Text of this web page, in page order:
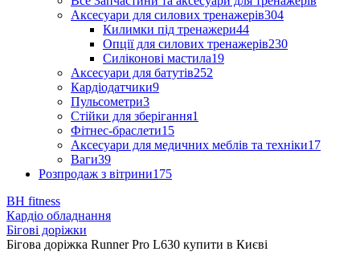
Аксесуари для силових тренажерів304
Килимки під тренажери44
Опції для силових тренажерів230
Силіконові мастила19
Аксесуари для батутів252
Кардіодатчики9
Пульсометри3
Стійки для зберігання1
Фітнес-браслети15
Аксесуари для медичних меблів та техніки17
Ваги39
Розпродаж з вітрини175
BH fitness
Кардіо обладнання
Бігові доріжки
Бігова доріжка Runner Pro L630 купити в Києві